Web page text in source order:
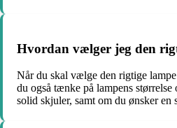
Hvordan vælger jeg den
Når du skal vælge den rigtige
du også tænke på lampens
solid skjuler, samt om du ønsker